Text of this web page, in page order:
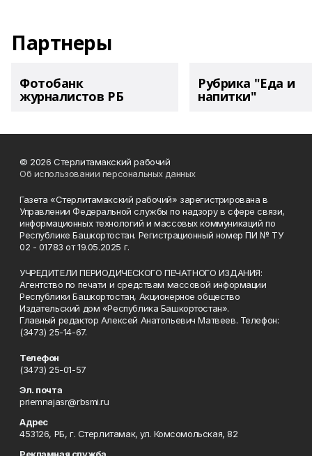
Партнеры
Фотобанк
журналистов РБ
Рубрика "Еда и
напитки"
© 2026 Стерлитамакский рабочий
Об использовании персональных данных
Газета «Стерлитамакский рабочий» зарегистрирована в
Управлении Федеральной службы по надзору в сфере связи,
информационных технологий и массовых коммуникаций по
Республике Башкортостан. Регистрационный номер ПИ № ТУ
02 - 01783 от 19.05.2025 г.
УЧРЕДИТЕЛИ ПЕРИОДИЧЕСКОГО ПЕЧАТНОГО ИЗДАНИЯ:
Агентство по печати и средствам массовой информации
Республики Башкортостан, Акционерное общество
Издательский дом «Республика Башкортостан».
Главный редактор Алексей Анатольевич Матвеев. Телефон:
(3473) 25-14-67.
Телефон
(3473) 25-01-57
Эл. почта
priemnajasr@rbsmi.ru
Адрес
453126, РБ, г. Стерлитамак, ул. Комсомольская, 82